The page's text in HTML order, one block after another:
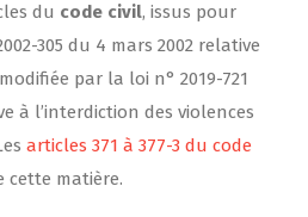
du code civil, issus pour
305 du 4 mars 2002 relative
par la loi n° 2019-721
à l’interdiction des violences
articles 371 à 377-3 du code
cette matière.